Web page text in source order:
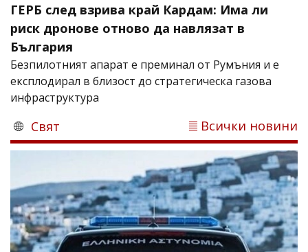
ГЕРБ след взрива край Кардам: Има ли
риск дронове отново да навлязат в
България
Безпилотният апарат е преминал от Румъния и е
експлодирал в близост до стратегическа газова
инфраструктура
Свят Всички новини